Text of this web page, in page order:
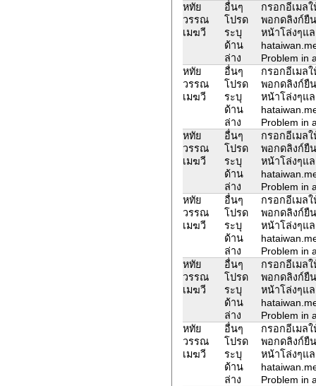
หทัย
วรรณ
เมฆวี
อื่นๆ
โปรด
ระบุ
ด้าน
ล่าง
กรอกอีเมล
พอกดลิงก์ยื
หน้าโล่งๆแ
Problem in
หทัย
วรรณ
เมฆวี
อื่นๆ
โปรด
ระบุ
ด้าน
ล่าง
กรอกอีเมล
พอกดลิงก์ยื
หน้าโล่งๆแ
Problem in
หทัย
วรรณ
เมฆวี
อื่นๆ
โปรด
ระบุ
ด้าน
ล่าง
กรอกอีเมล
พอกดลิงก์ยื
หน้าโล่งๆแ
Problem in
หทัย
วรรณ
เมฆวี
อื่นๆ
โปรด
ระบุ
ด้าน
ล่าง
กรอกอีเมล
พอกดลิงก์ยื
หน้าโล่งๆแ
Problem in
หทัย
วรรณ
เมฆวี
อื่นๆ
โปรด
ระบุ
ด้าน
ล่าง
กรอกอีเมล
พอกดลิงก์ยื
หน้าโล่งๆแ
Problem in
หทัย
วรรณ
เมฆวี
อื่นๆ
โปรด
ระบุ
ด้าน
ล่าง
กรอกอีเมล
พอกดลิงก์ยื
หน้าโล่งๆแ
Problem in